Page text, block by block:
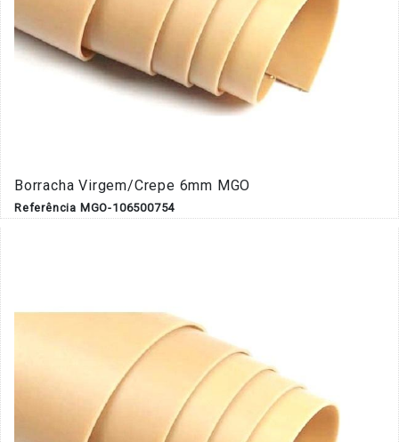
Borracha Virgem/Crepe 6mm MGO
Referência MGO-106500754